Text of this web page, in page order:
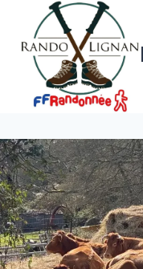
contenu